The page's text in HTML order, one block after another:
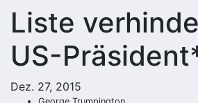
Liste
US-
Dez. 27, 2015